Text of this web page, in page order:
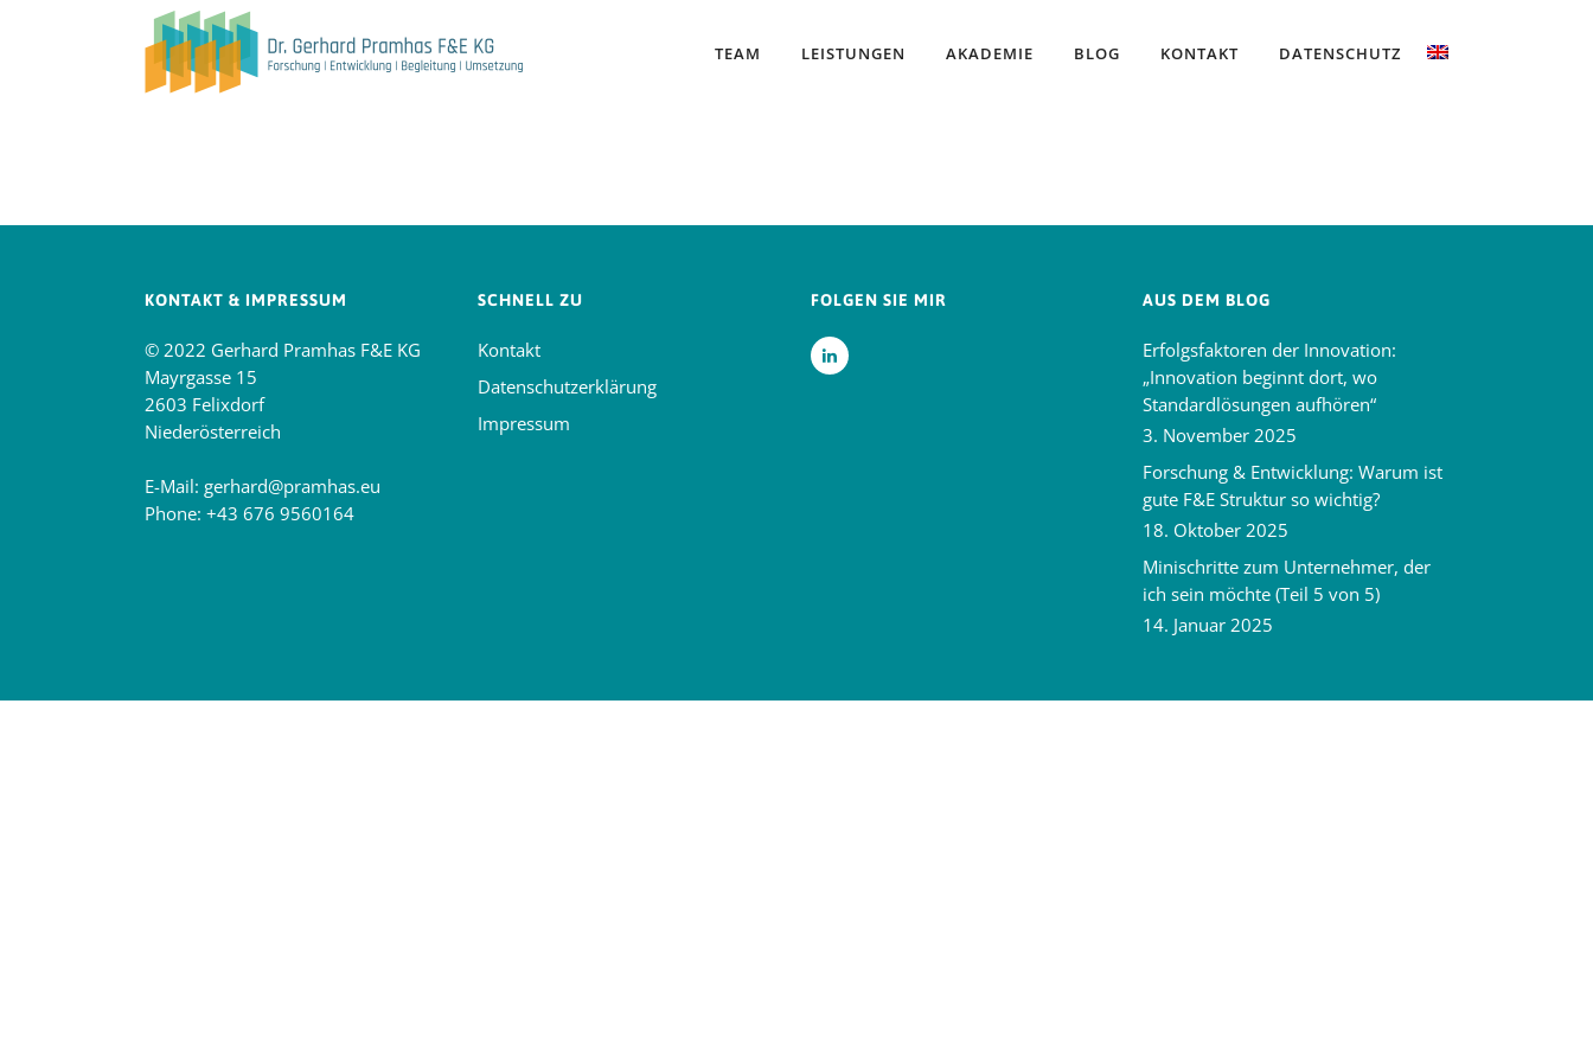
TEAM LEISTUNGEN AKADEMIE BLOG KONTAKT DATENSCHUTZ
KONTAKT & IMPRESSUM
© 2022 Gerhard Pramhas F&E KG
Mayrgasse 15
2603 Felixdorf
Niederösterreich
E-Mail: gerhard@pramhas.eu
Phone: +43 676 9560164
SCHNELL ZU
Kontakt
Datenschutzerklärung
Impressum
FOLGEN SIE MIR AUS DEM BLOG
Erfolgsfaktoren der Innovation:
„Innovation beginnt dort, wo
Standardlösungen aufhören“
3. November 2025
Forschung & Entwicklung: Warum ist
gute F&E Struktur so wichtig?
18. Oktober 2025
Minischritte zum Unternehmer, der
ich sein möchte (Teil 5 von 5)
14. Januar 2025